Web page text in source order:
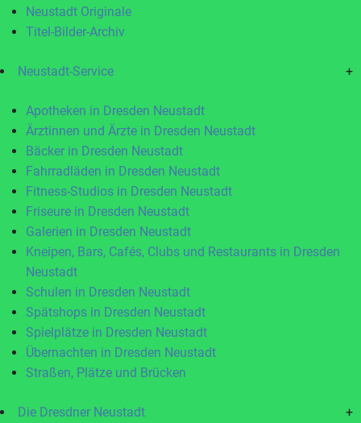
Neustadt Originale
Titel-Bilder-Archiv
Neustadt-Service +
Apotheken in Dresden Neustadt
Ärztinnen und Ärzte in Dresden Neustadt
Bäcker in Dresden Neustadt
Fahrradläden in Dresden Neustadt
Fitness-Studios in Dresden Neustadt
Friseure in Dresden Neustadt
Galerien in Dresden Neustadt
Kneipen, Bars, Cafés, Clubs und Restaurants in Dresden
Neustadt
Schulen in Dresden Neustadt
Spätshops in Dresden Neustadt
Spielplätze in Dresden Neustadt
Übernachten in Dresden Neustadt
Straßen, Plätze und Brücken
Die Dresdner Neustadt +